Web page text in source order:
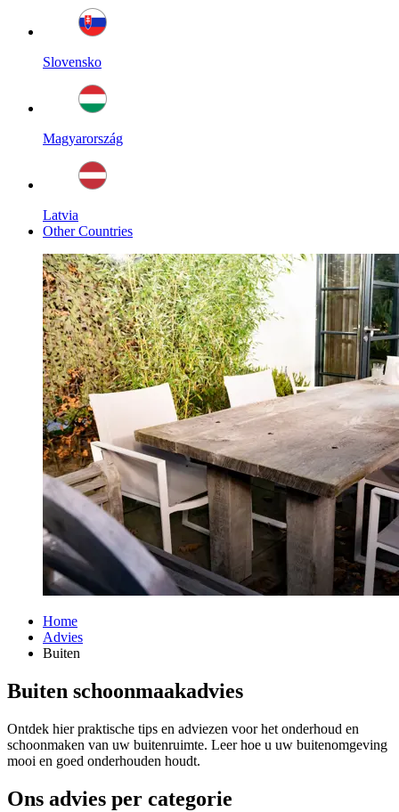
Slovensko
Magyarország
Latvia
Other Countries
Home
Advies
Buiten
Buiten schoonmaakadvies
Ontdek hier praktische tips en adviezen voor het onderhoud en
schoonmaken van uw buitenruimte. Leer hoe u uw buitenomgeving
mooi en goed onderhouden houdt.
Ons advies per categorie